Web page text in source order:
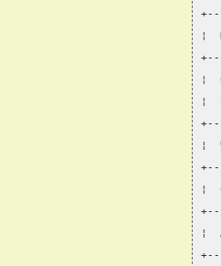
¦
¦
¦
¦
¦
¦